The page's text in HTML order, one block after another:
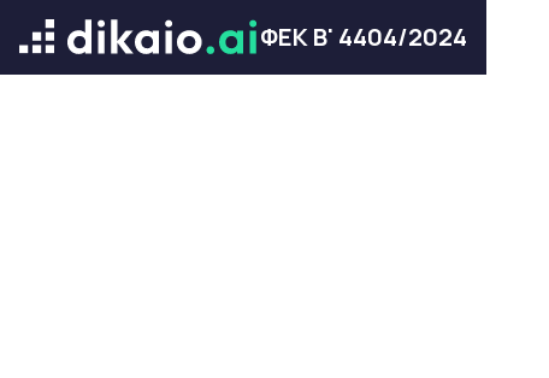
ΦΕΚ Β' 4404/2024